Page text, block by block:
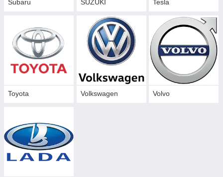
Subaru SUZUKI Tesla
Toyota Volkswagen Volvo